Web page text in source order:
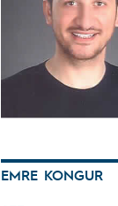
EMRE KONGUR